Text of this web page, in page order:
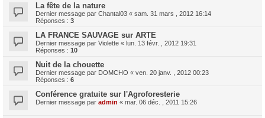
La fête de la nature
Dernier message par Chantal03 « sam. 31 mars , 2012 16:14
Réponses : 3
LA FRANCE SAUVAGE sur ARTE
Dernier message par Violette « lun. 13 févr. , 2012 19:31
Réponses : 10
Nuit de la chouette
Dernier message par DOMCHO « ven. 20 janv. , 2012 00:23
Réponses : 6
Conférence gratuite sur l'Agroforesterie
Dernier message par admin « mar. 06 déc. , 2011 15:26